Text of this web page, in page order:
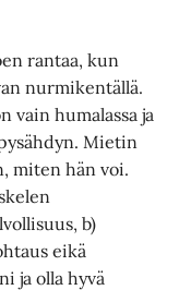
rantaa, kun
nurmikentällä.
vain humalassa ja
Mietin
miten hän voi.
b)
eikä
ja olla hyvä